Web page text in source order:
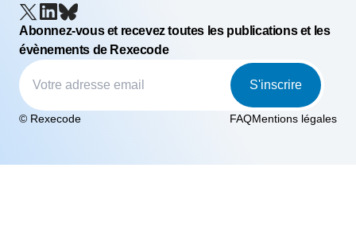
Abonnez-vous et recevez toutes les publications et les
évènements de Rexecode
S'inscrire
© Rexecode FAQMentions légales